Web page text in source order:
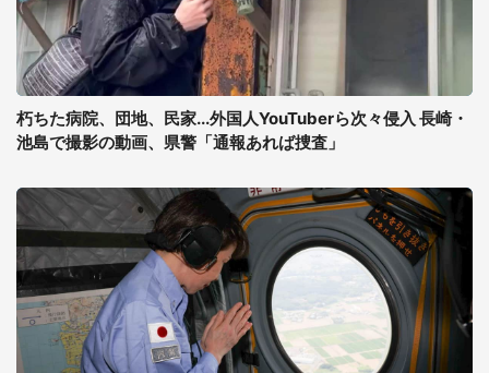
朽ちた病院、団地、民家...外国人YouTuberら次々侵入 長崎・
池島で撮影の動画、県警「通報あれば捜査」